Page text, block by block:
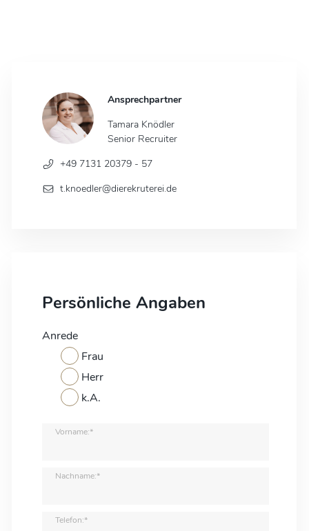
Ansprechpartner
Tamara Knödler
Senior Recruiter
+49 7131 20379 - 57
t.knoedler@dierekruterei.de
Persönliche Angaben
Anrede
Frau
Herr
k.A.
Vorname:*
Nachname:*
Telefon:*